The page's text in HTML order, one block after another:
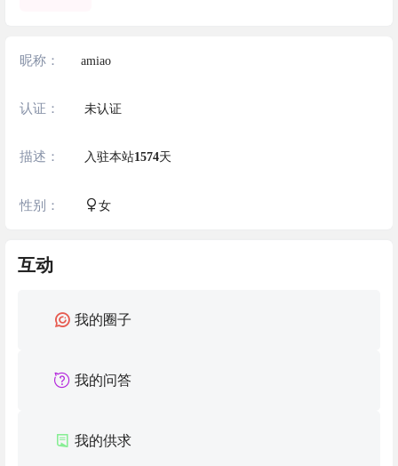
昵称： amiao
认证： 未认证
描述： 入驻本站1574天
性别： 女
互动
我的圈子
我的问答
我的供求